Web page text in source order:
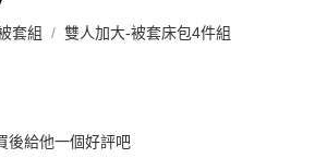
套組 雙人加大-被套床包4件組
後給他一個好評吧